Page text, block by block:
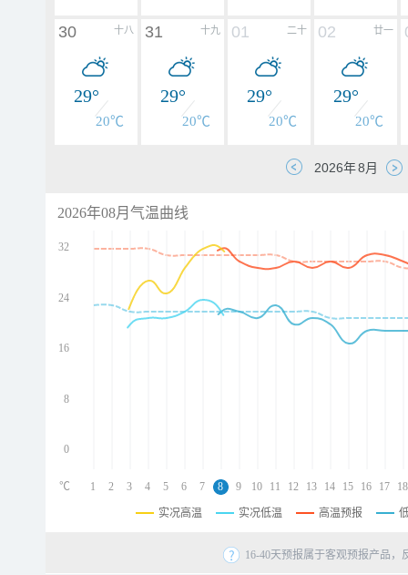
十八
30
29°
20℃
十九
31
29°
20℃
二十
01
29°
20℃
廿一
02
29°
20℃
2026年08月气温曲线
32
24
16
8
0
1 2 3 4 5 6 7 8 9 10 11 12 13 14 15 16 17 18
℃
实况高温 实况低温 高温预报
16-40天预报属于客观预报产品